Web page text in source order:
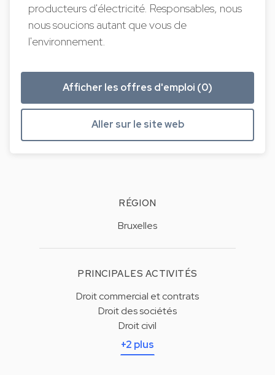
producteurs d'électricité. Responsables, nous
nous soucions autant que vous de
l'environnement.
Afficher les offres d'emploi (0)
Aller sur le site web
RÉGION
Bruxelles
PRINCIPALES ACTIVITÉS
Droit commercial et contrats
Droit des sociétés
Droit civil
+2 plus